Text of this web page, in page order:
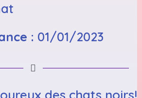
: 01/01/2023